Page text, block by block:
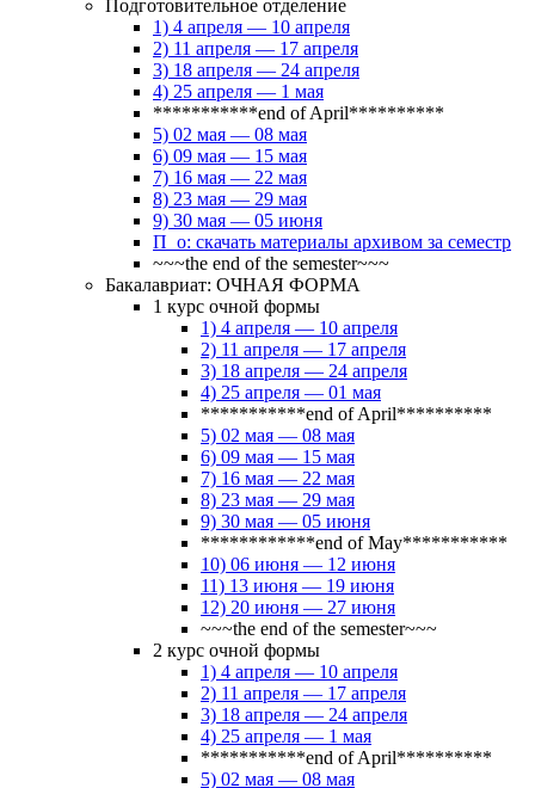
Подготовительное отделение
1) 4 апреля — 10 апреля
2) 11 апреля — 17 апреля
3) 18 апреля — 24 апреля
4) 25 апреля — 1 мая
***********end of April**********
5) 02 мая — 08 мая
6) 09 мая — 15 мая
7) 16 мая — 22 мая
8) 23 мая — 29 мая
9) 30 мая — 05 июня
П_о: скачать материалы архивом за семестр
~~~the end of the semester~~~
Бакалавриат: ОЧНАЯ ФОРМА
1 курс очной формы
1) 4 апреля — 10 апреля
2) 11 апреля — 17 апреля
3) 18 апреля — 24 апреля
4) 25 апреля — 01 мая
***********end of April**********
5) 02 мая — 08 мая
6) 09 мая — 15 мая
7) 16 мая — 22 мая
8) 23 мая — 29 мая
9) 30 мая — 05 июня
************end of May***********
10) 06 июня — 12 июня
11) 13 июня — 19 июня
12) 20 июня — 27 июня
~~~the end of the semester~~~
2 курс очной формы
1) 4 апреля — 10 апреля
2) 11 апреля — 17 апреля
3) 18 апреля — 24 апреля
4) 25 апреля — 1 мая
***********end of April**********
5) 02 мая — 08 мая